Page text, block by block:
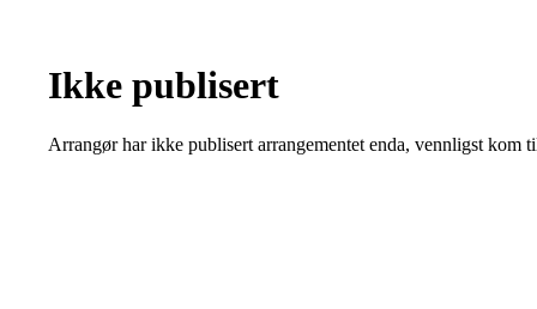
Ikke publisert
Arrangør har ikke publisert arrangementet enda, vennligst kom